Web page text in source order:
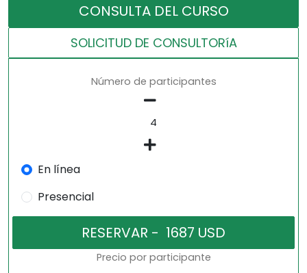
CONSULTA DEL CURSO
SOLICITUD DE CONSULTORíA
Número de participantes
En línea
Presencial
Precio por participante